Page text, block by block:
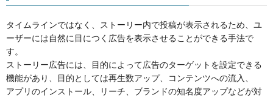
タイムラインではなく、ストーリー内で投稿が表示されるため、ユ
ーザーには自然に目につく広告を表示させることができる手法で
す。
ストーリー広告には、目的によって広告のターゲットを設定できる
機能があり、目的としては再生数アップ、コンテンツへの流入、
アプリのインストール、リーチ、ブランドの知名度アップなどが対